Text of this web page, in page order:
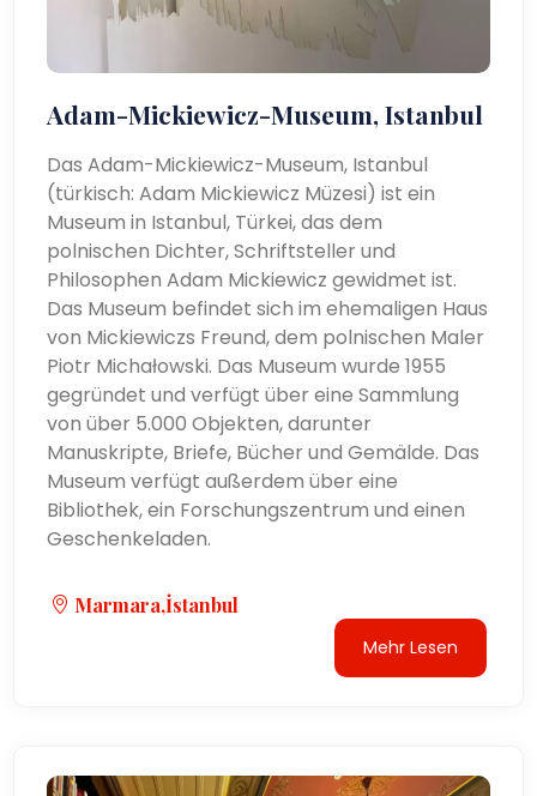
Adam-Mickiewicz-Museum, Istanbul
Das Adam-Mickiewicz-Museum, Istanbul
(türkisch: Adam Mickiewicz Müzesi) ist ein
Museum in Istanbul, Türkei, das dem
polnischen Dichter, Schriftsteller und
Philosophen Adam Mickiewicz gewidmet ist.
Das Museum befindet sich im ehemaligen Haus
von Mickiewiczs Freund, dem polnischen Maler
Piotr Michałowski. Das Museum wurde 1955
gegründet und verfügt über eine Sammlung
von über 5.000 Objekten, darunter
Manuskripte, Briefe, Bücher und Gemälde. Das
Museum verfügt außerdem über eine
Bibliothek, ein Forschungszentrum und einen
Geschenkeladen.
Marmara,İstanbul
Mehr Lesen